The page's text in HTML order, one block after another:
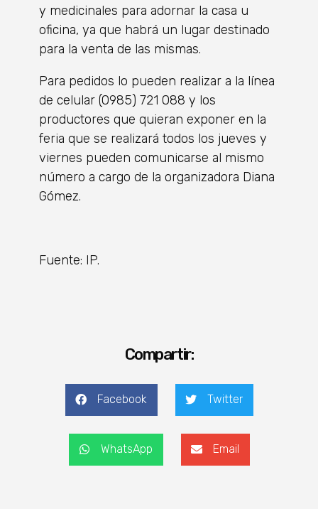
y medicinales para adornar la casa u
oficina, ya que habrá un lugar destinado
para la venta de las mismas.
Para pedidos lo pueden realizar a la línea
de celular (0985) 721 088 y los
productores que quieran exponer en la
feria que se realizará todos los jueves y
viernes pueden comunicarse al mismo
número a cargo de la organizadora Diana
Gómez.
Fuente: IP.
Compartir:
Facebook Twitter
WhatsApp Email